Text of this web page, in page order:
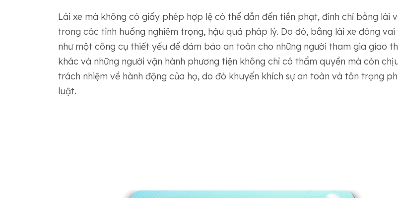
Lái xe mà không có giấy phép hợp lệ có thể dẫn đến tiền phạt, đình chỉ bằng lái
trong các tình huống nghiêm trọng, hậu quả pháp lý. Do đó, bằng lái xe đóng vai
như một công cụ thiết yếu để đảm bảo an toàn cho những người tham gia giao
khác và những người vận hành phương tiện không chỉ có thẩm quyền mà còn
trách nhiệm về hành động của họ, do đó khuyến khích sự an toàn và tôn trọng
luật.